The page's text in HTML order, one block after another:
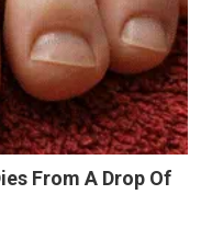
From A Drop Of